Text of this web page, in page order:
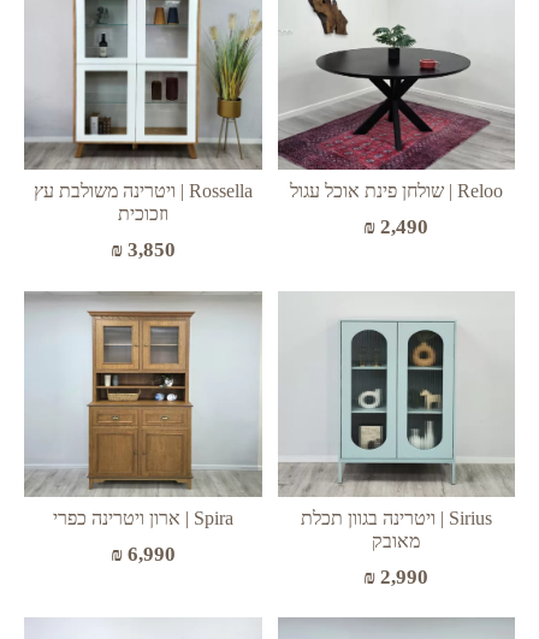
Reloo | שולחן פינת אוכל עגול
₪ 2,490
Rossella | ויטרינה משולבת עץ
וזכוכית
₪3,850
Sirius | ויטרינה בגוון תכלת
מאובק
₪ 2,990
Spira | ארון ויטרינה כפרי
₪6,990